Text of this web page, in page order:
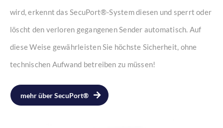
wird, erkennt das SecuPort®-System diesen und sperrt oder
löscht den verloren gegangenen Sender automatisch. Auf
diese Weise gewährleisten Sie höchste Sicherheit, ohne
technischen Aufwand betreiben zu müssen!
mehr über SecuPort®